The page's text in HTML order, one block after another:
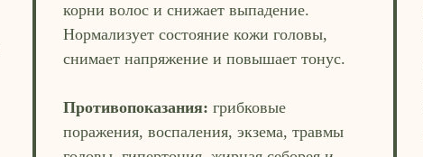
корни волос и снижает выпадение.
Нормализует состояние кожи головы,
снимает напряжение и повышает тонус.
Противопоказания: грибковые
поражения, воспаления, экзема, травмы